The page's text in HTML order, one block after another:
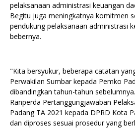
pelaksanaan administrasi keuangan
Begitu juga meningkatnya komitmen
pendukung pelaksanaan administrasi
bebernya.
"Kita bersyukur, beberapa catatan
Perwakilan Sumbar kepada Pemko
dibandingkan tahun-tahun
Ranperda Pertanggungjawaban
Padang TA 2021 kepada DPRD Kota
dan diproses sesuai prosedur yang